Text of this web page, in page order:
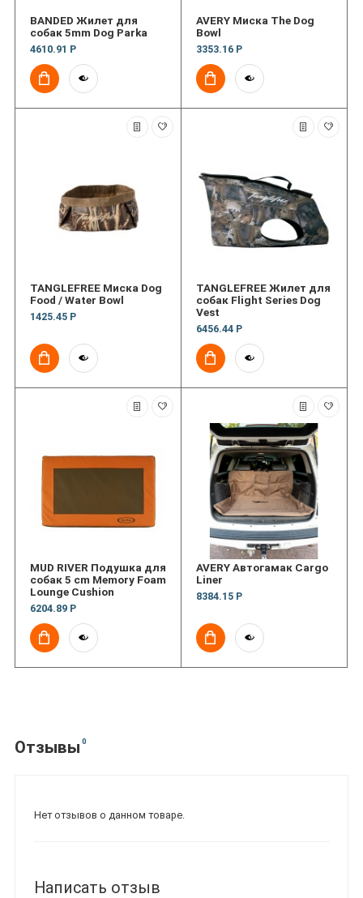
BANDED Жилет для
собак 5mm Dog Parka
4610.91 Р
AVERY Миска The Dog
Bowl
3353.16 Р
TANGLEFREE Миска Dog
Food / Water Bowl
1425.45 Р
TANGLEFREE Жилет для
собак Flight Series Dog
Vest
6456.44 Р
MUD RIVER Подушка для
собак 5 cm Memory Foam
Lounge Cushion
6204.89 Р
AVERY Автогамак Cargo
Liner
8384.15 Р
Отзывы 0
Нет отзывов о данном товаре.
Написать отзыв